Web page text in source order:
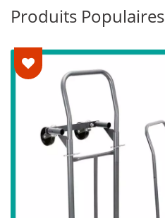
Produits Populaires